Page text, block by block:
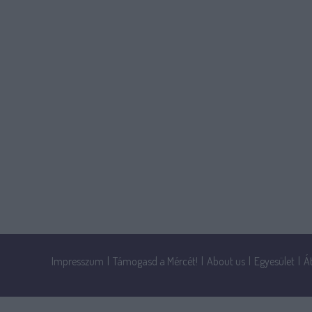
Impresszum Támogasd a Mércét! About us Egyesület